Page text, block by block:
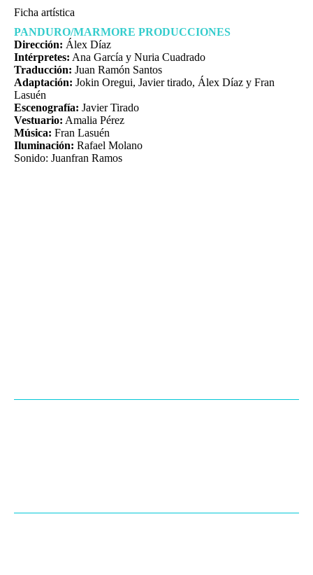
Ficha artística
PANDURO/MARMORE PRODUCCIONES
Dirección: Álex Díaz
Intérpretes: Ana García y Nuria Cuadrado
Traducción: Juan Ramón Santos
Adaptación: Jokin Oregui, Javier tirado, Álex Díaz y Fran
Lasuén
Escenografía: Javier Tirado
Vestuario: Amalia Pérez
Música: Fran Lasuén
Iluminación: Rafael Molano
Sonido: Juanfran Ramos